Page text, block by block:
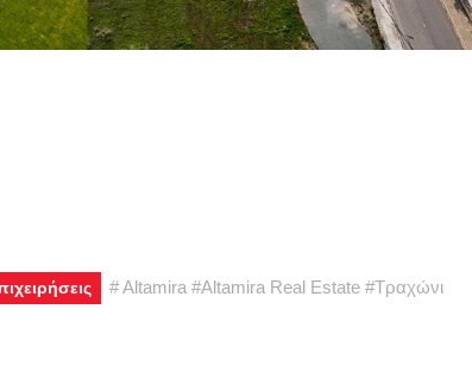
#Altamira #Altamira Real Estate #Τραχώνι